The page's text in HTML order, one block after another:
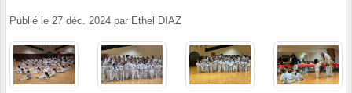
Publié le 27 déc. 2024 par Ethel DIAZ